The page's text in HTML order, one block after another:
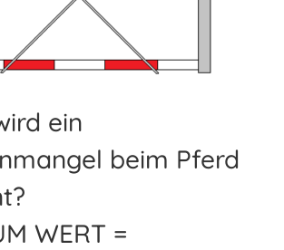
ein
beim Pferd
WERT =